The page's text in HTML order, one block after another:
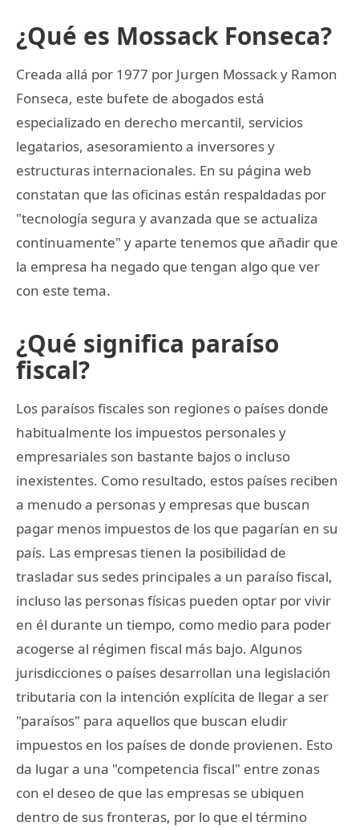
¿Qué es Mossack Fonseca?
Creada allá por 1977 por Jurgen Mossack y Ramon
Fonseca, este bufete de abogados está
especializado en derecho mercantil, servicios
legatarios, asesoramiento a inversores y
estructuras internacionales. En su página web
constatan que las oficinas están respaldadas por
"tecnología segura y avanzada que se actualiza
continuamente" y aparte tenemos que añadir que
la empresa ha negado que tengan algo que ver
con este tema.
¿Qué significa paraíso
fiscal?
Los paraísos fiscales son regiones o países donde
habitualmente los impuestos personales y
empresariales son bastante bajos o incluso
inexistentes. Como resultado, estos países reciben
a menudo a personas y empresas que buscan
pagar menos impuestos de los que pagarían en su
país. Las empresas tienen la posibilidad de
trasladar sus sedes principales a un paraíso fiscal,
incluso las personas físicas pueden optar por vivir
en él durante un tiempo, como medio para poder
acogerse al régimen fiscal más bajo. Algunos
jurisdicciones o países desarrollan una legislación
tributaria con la intención explícita de llegar a ser
"paraísos" para aquellos que buscan eludir
impuestos en los países de donde provienen. Esto
da lugar a una "competencia fiscal" entre zonas
con el deseo de que las empresas se ubiquen
dentro de sus fronteras, por lo que el término